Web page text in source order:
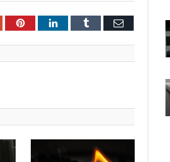
PinterestLinkedInTumblr Email